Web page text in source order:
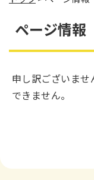
ページ情報
申し訳ございま
できません。